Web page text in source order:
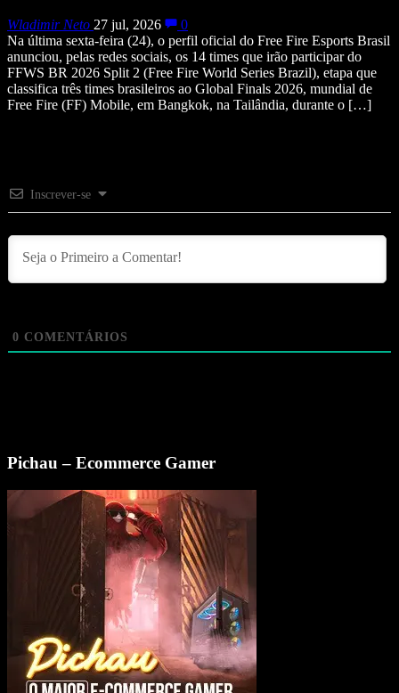
Wladimir Neto 27 jul, 2026
0
Na última sexta-feira (24), o perfil oficial do Free Fire Esports Brasil
anunciou, pelas redes sociais, os 14 times que irão participar do
FFWS BR 2026 Split 2 (Free Fire World Series Brazil), etapa que
classifica três times brasileiros ao Global Finals 2026, mundial de
Free Fire (FF) Mobile, em Bangkok, na Tailândia, durante o […]
Inscrever-se
0 COMENTÁRIOS
Pichau – Ecommerce Gamer